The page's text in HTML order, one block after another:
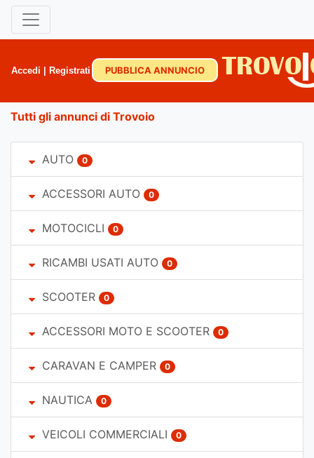
Accedi Registrati PUBBLICA ANNUNCIO
Tutti gli annunci di Trovoio
AUTO 0
ACCESSORI AUTO 0
MOTOCICLI 0
RICAMBI USATI AUTO 0
SCOOTER 0
ACCESSORI MOTO E SCOOTER 0
CARAVAN E CAMPER 0
NAUTICA 0
VEICOLI COMMERCIALI 0